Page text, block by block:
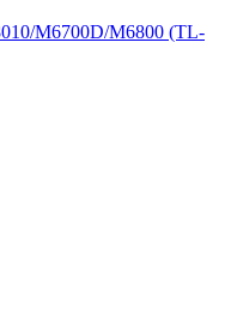
M6700D/M6800 (TL-